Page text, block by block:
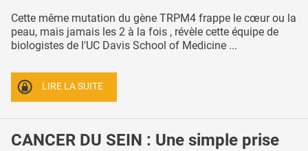
Cette même mutation du gène TRPM4 frappe le cœur ou la
peau, mais jamais les 2 à la fois , révèle cette équipe de
biologistes de l'UC Davis School of Medicine ...
LIRE LA SUITE
CANCER DU SEIN : Une simple prise